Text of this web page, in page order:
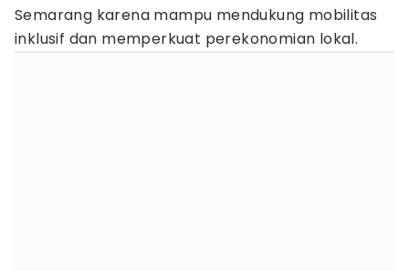
Semarang karena mampu mendukung mobilitas
inklusif dan memperkuat perekonomian lokal.